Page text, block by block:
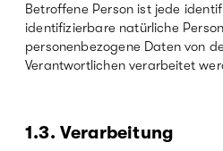
Betroffene Person ist jede
identifizierbare natürliche
personenbezogene Daten von
Verantwortlichen verarbeitet
1.3. Verarbeitung